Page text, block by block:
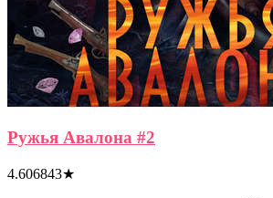
Ружья Авалона #2
4.606843★